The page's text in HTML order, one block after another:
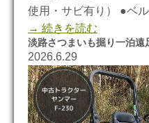
使用・サビ有り） ●ベ
→ 続きを読む
淡路さつまいも掘り一泊遠
2026.6.29